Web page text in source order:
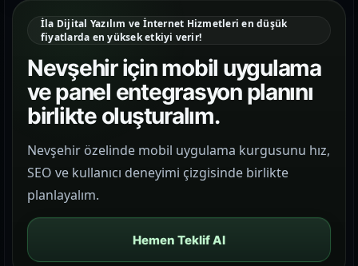
İla Dijital Yazılım ve İnternet Hizmetleri en düşük
fiyatlarda en yüksek etkiyi verir!
Nevşehir için mobil uygulama
ve panel entegrasyon planını
birlikte oluşturalım.
Nevşehir özelinde mobil uygulama kurgusunu hız,
SEO ve kullanıcı deneyimi çizgisinde birlikte
planlayalım.
Hemen Teklif Al